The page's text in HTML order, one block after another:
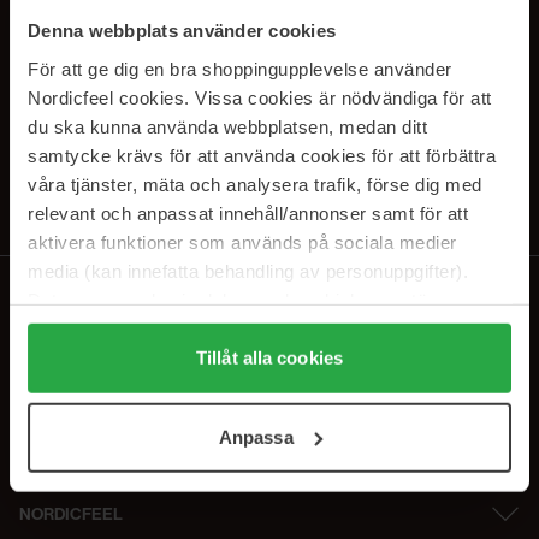
Denna webbplats använder cookies
För att ge dig en bra shoppingupplevelse använder
Nordicfeel cookies. Vissa cookies är nödvändiga för att
du ska kunna använda webbplatsen, medan ditt
samtycke krävs för att använda cookies för att förbättra
våra tjänster, mäta och analysera trafik, förse dig med
relevant och anpassat innehåll/annonser samt för att
aktivera funktioner som används på sociala medier
media (kan innefatta behandling av personuppgifter).
Genom att trycka på "Tillåt alla cookies" accepterar du
alla cookies, medan du under "Detaljer" kan anpassa
användningen av cookies. Du kan när som helst återkalla
samt vår Integritetspolicy.
Tillåt alla cookies
Anpassa
SUBSCRIBE TO OUR
NEWSLETTER
E-postadresse
Ved å abonnere godtar du vårpersonvernerklæring. Du kan melde deg
NORDICFEEL